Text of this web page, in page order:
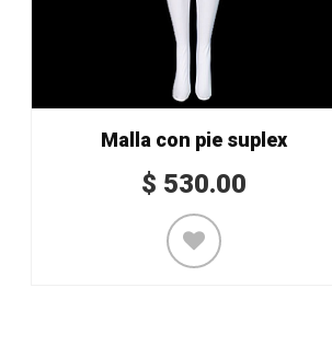
Malla con pie suplex
$ 530.00